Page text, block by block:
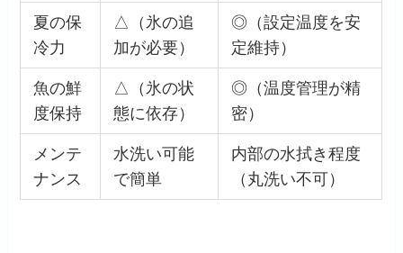
夏の保
冷力
△（氷の追
加が必要）
◎（設定温度を安
定維持）
魚の鮮
度保持
△（氷の状
態に依存）
◎（温度管理が精
密）
メンテ
ナンス
水洗い可能
で簡単
内部の水拭き程度
（丸洗い不可）